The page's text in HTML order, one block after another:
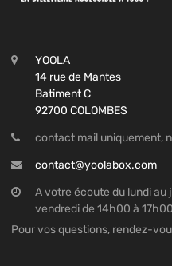
YOOLA
14 rue de Mantes
Batiment C
92700 COLOMBES
contact mail uniquement,
contact@yoolabox.com
A votre écoute du lundi au
vendredi de 14h00 à
Pour vos questions, rendez-